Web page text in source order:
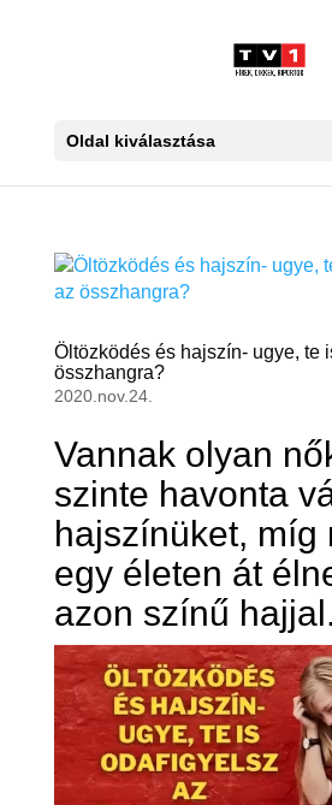
Oldal kiválasztása
Öltözködés és hajszín- ugye, te
összhangra?
2020.nov.24.
Vannak olyan
szinte havonta
hajszínüket, míg
egy életen át
azon színű hajjal.